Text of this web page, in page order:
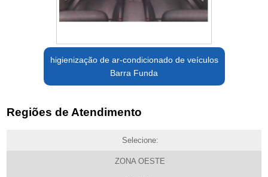
higienização de ar-condicionado de veículos
Barra Funda
Regiões de Atendimento
Selecione:
ZONA OESTE